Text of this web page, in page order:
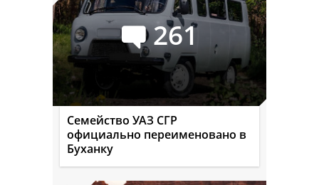
261
Семейство УАЗ СГР
официально переименовано в
Буханку